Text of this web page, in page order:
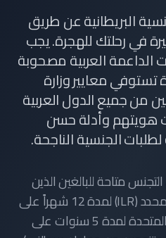
البريطانية عن طريق
في رحلتك للهجرة. يجب
الداعمة العربية مصحوبة
تستوفي معايير وزارة
من جميع الدول العربية
هويتهم وأدلة حسن
الجنسية الناجحة.
متاحة للبالغين الذين
حصلوا على إذن البقاء غير المحدد (ILR) لمدة 12 شهراً على
الأقل وأقاموا في المملكة المتحدة لمدة 5 سنوات على